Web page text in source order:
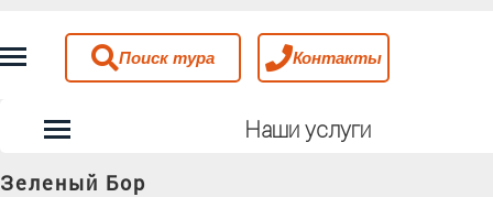
Поиск тура Контакты
Наши услуги
Зеленый Бор